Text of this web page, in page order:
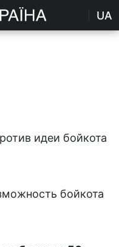
UA
идеи бойкота
бойкота